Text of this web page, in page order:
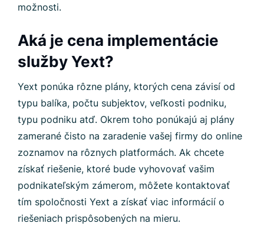
možnosti.
Aká je cena implementácie
služby Yext?
Yext ponúka rôzne plány, ktorých cena závisí od
typu balíka, počtu subjektov, veľkosti podniku,
typu podniku atď. Okrem toho ponúkajú aj plány
zamerané čisto na zaradenie vašej firmy do online
zoznamov na rôznych platformách. Ak chcete
získať riešenie, ktoré bude vyhovovať vašim
podnikateľským zámerom, môžete kontaktovať
tím spoločnosti Yext a získať viac informácií o
riešeniach prispôsobených na mieru.